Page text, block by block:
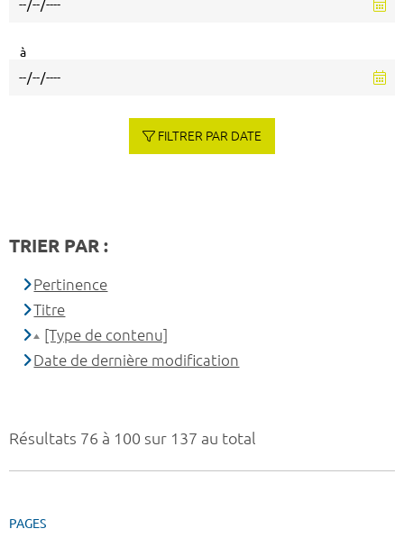
Résultats 76 à 100 sur 137 au total
PAGES
à
FILTRER PAR DATE
TRIER PAR :
Pertinence
Titre
[Type de contenu]
Date de dernière modification